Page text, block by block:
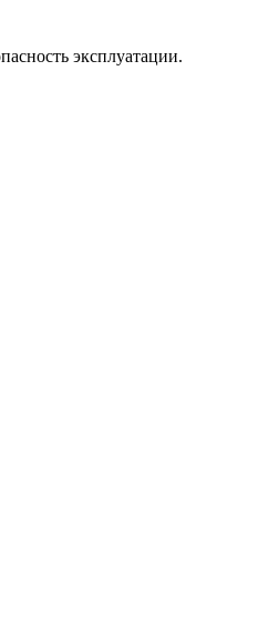
эксплуатации.